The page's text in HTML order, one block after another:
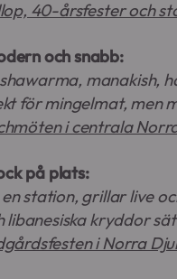
40-årsfester och
och snabb:
manakish,
för mingelmat, men
i centrala
på plats:
station, grillar live
libanesiska kryddor
i Norra